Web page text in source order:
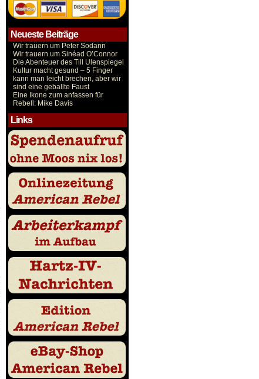
Neueste Beiträge
Wir trauern um Peter Sodann
Wir trauern um Sinéad O’Connor
Die Abenteuer des Till Ulenspiegel
Kultur macht gesund – 5 Finger
kann man leicht brechen, aber wir
sind eine geballte Faust
Eine Ikone zum anfassen für
Rebell: Mike Davis
Links